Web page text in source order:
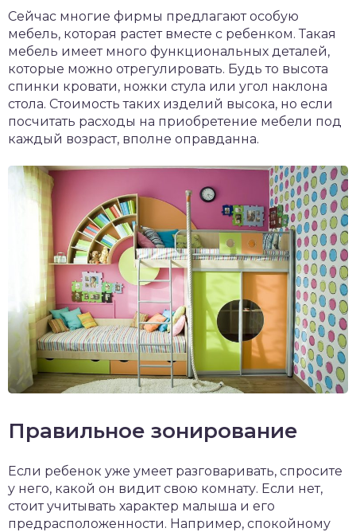
Сейчас многие фирмы предлагают особую
мебель, которая растет вместе с ребенком. Такая
мебель имеет много функциональных деталей,
которые можно отрегулировать. Будь то высота
спинки кровати, ножки стула или угол наклона
стола. Стоимость таких изделий высока, но если
посчитать расходы на приобретение мебели под
каждый возраст, вполне оправданна.
Правильное зонирование
Если ребенок уже умеет разговаривать, спросите
у него, какой он видит свою комнату. Если нет,
стоит учитывать характер малыша и его
предрасположенности. Например, спокойному